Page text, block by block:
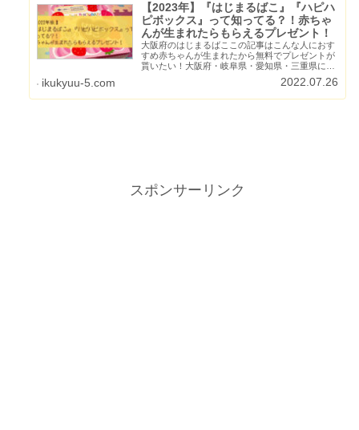
【2023年】『はじまるばこ』『ハピハ
ピボックス』って知ってる？！赤ちゃ
んが生まれたらもらえるプレゼント！
大阪府のはじまるばここの記事はこんな人におす
すめ赤ちゃんが生まれたから無料でプレゼントが
貰いたい！大阪府・岐阜県・愛知県・三重県に住
んでいる「はじまるばこ」について知りたい！
「ハピハピボックス」について知りたい！自分の
ところは対象地域なの？...
ikukyuu-5.com 2022.07.26
スポンサーリンク